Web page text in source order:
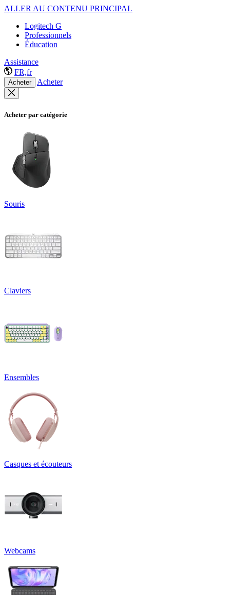
ALLER AU CONTENU PRINCIPAL
Logitech G
Professionnels
Éducation
Assistance
FR,fr
Acheter Acheter
Acheter par catégorie
Souris
Claviers
Ensembles
Casques et écouteurs
Webcams